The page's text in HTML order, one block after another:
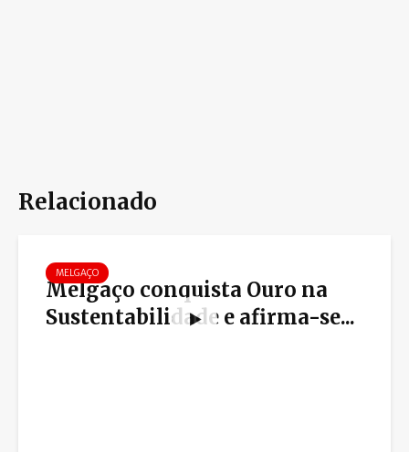
Relacionado
MELGAÇO
Melgaço conquista Ouro na
Sustentabilidade e afirma-se...